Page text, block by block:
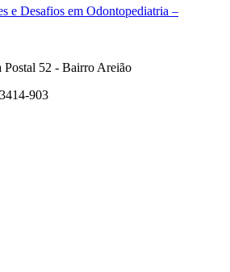
e Desafios em Odontopediatria –
52 - Bairro Areião
903